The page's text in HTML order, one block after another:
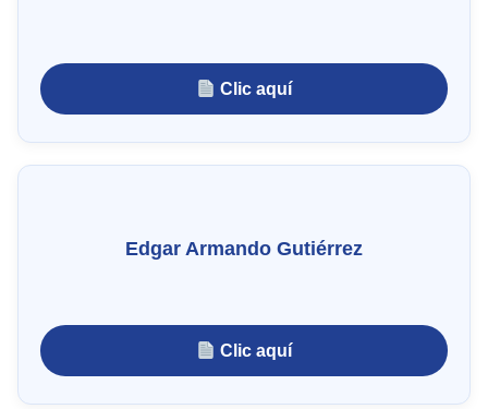
Clic aquí
Edgar Armando Gutiérrez
Clic aquí